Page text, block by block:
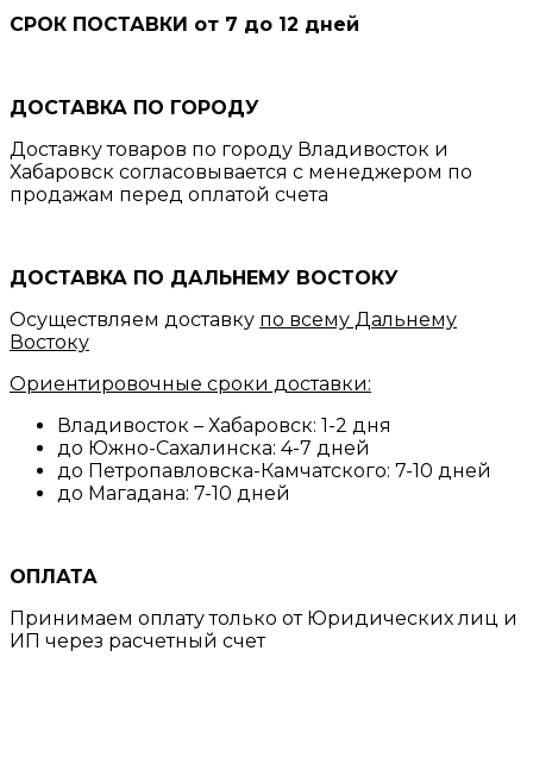
СРОК ПОСТАВКИ от 7 до 12 дней
ДОСТАВКА ПО ГОРОДУ
Доставку товаров по городу Владивосток и
Хабаровск согласовывается с менеджером по
продажам перед оплатой счета
ДОСТАВКА ПО ДАЛЬНЕМУ ВОСТОКУ
Осуществляем доставку по всему Дальнему
Востоку
Ориентировочные сроки доставки:
Владивосток – Хабаровск: 1-2 дня
до Южно-Сахалинска: 4-7 дней
до Петропавловска-Камчатского: 7-10 дней
до Магадана: 7-10 дней
ОПЛАТА
Принимаем оплату только от Юридических лиц и
ИП через расчетный счет